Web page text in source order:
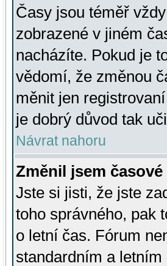
Časy jsou téměř
zobrazené v jiném
nacházíte. Pokud je
vědomí, že změnou
měnit jen
je dobrý důvod tak
Návrat nahoru
Změnil jsem
Jste si jisti, že jste
toho správného, pak
o letní čas. Fórum
standardním a